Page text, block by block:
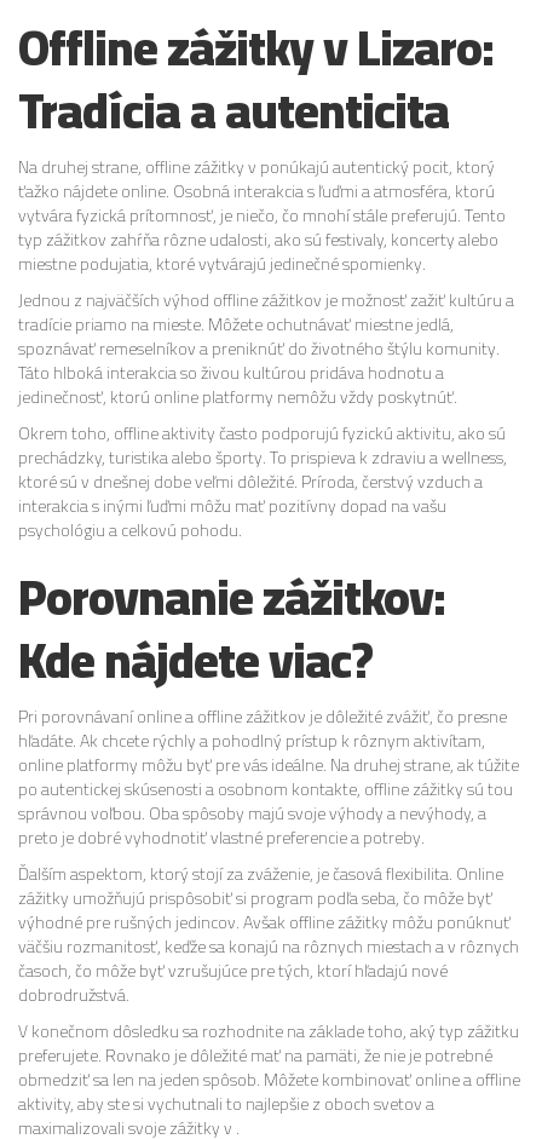
Offline zážitky v Lizaro:
Tradícia a autenticita
Na druhej strane, offline zážitky v ponúkajú autentický pocit, ktorý
ťažko nájdete online. Osobná interakcia s ľuďmi a atmosféra, ktorú
vytvára fyzická prítomnosť, je niečo, čo mnohí stále preferujú. Tento
typ zážitkov zahŕňa rôzne udalosti, ako sú festivaly, koncerty alebo
miestne podujatia, ktoré vytvárajú jedinečné spomienky.
Jednou z najväčších výhod offline zážitkov je možnosť zažiť kultúru a
tradície priamo na mieste. Môžete ochutnávať miestne jedlá,
spoznávať remeselníkov a preniknúť do životného štýlu komunity.
Táto hlboká interakcia so živou kultúrou pridáva hodnotu a
jedinečnosť, ktorú online platformy nemôžu vždy poskytnúť.
Okrem toho, offline aktivity často podporujú fyzickú aktivitu, ako sú
prechádzky, turistika alebo športy. To prispieva k zdraviu a wellness,
ktoré sú v dnešnej dobe veľmi dôležité. Príroda, čerstvý vzduch a
interakcia s inými ľuďmi môžu mať pozitívny dopad na vašu
psychológiu a celkovú pohodu.
Porovnanie zážitkov:
Kde nájdete viac?
Pri porovnávaní online a offline zážitkov je dôležité zvážiť, čo presne
hľadáte. Ak chcete rýchly a pohodlný prístup k rôznym aktivítam,
online platformy môžu byť pre vás ideálne. Na druhej strane, ak túžite
po autentickej skúsenosti a osobnom kontakte, offline zážitky sú tou
správnou voľbou. Oba spôsoby majú svoje výhody a nevýhody, a
preto je dobré vyhodnotiť vlastné preferencie a potreby.
Ďalším aspektom, ktorý stojí za zváženie, je časová flexibilita. Online
zážitky umožňujú prispôsobiť si program podľa seba, čo môže byť
výhodné pre rušných jedincov. Avšak offline zážitky môžu ponúknuť
väčšiu rozmanitosť, keďže sa konajú na rôznych miestach a v rôznych
časoch, čo môže byť vzrušujúce pre tých, ktorí hľadajú nové
dobrodružstvá.
V konečnom dôsledku sa rozhodnite na základe toho, aký typ zážitku
preferujete. Rovnako je dôležité mať na pamäti, že nie je potrebné
obmedziť sa len na jeden spôsob. Môžete kombinovať online a offline
aktivity, aby ste si vychutnali to najlepšie z oboch svetov a
maximalizovali svoje zážitky v .